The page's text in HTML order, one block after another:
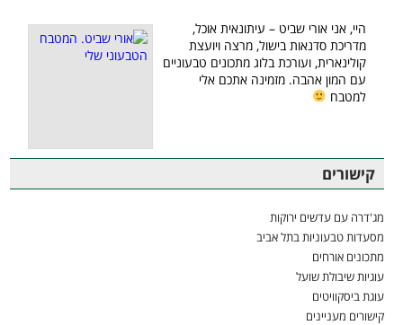
היי, אני אורי שביט – עיתונאית אוכל,
מדריכת סדנאות בישול, מרצה ויועצת
קולינארית, ועורכת בלוג מתכונים טבעוניים
עם המון אהבה. מזמינה אתכם אלי
למטבח
קישורים
מג'דרה עם עדשים ירוקות
מסעדות טבעוניות בתל אביב
מתכונים אורחים
עוגיות שיבולת שועל
עוגת ביסקוויטים
קישורים מעניינים